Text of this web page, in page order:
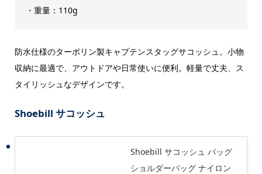
・重量：110g
防水仕様のターポリン製キャプテンスタッグサコッシュ。小物
収納に最適で、アウトドアや日常使いに便利。軽量で丈夫、ス
タイリッシュなデザインです。
Shoebill サコッシュ
Shoebill サコッシュ バッグ
ショルダーバッグ ナイロン